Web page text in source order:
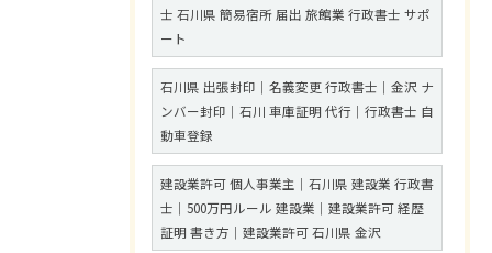
士 石川県 簡易宿所 届出 旅館業 行政書士 サポ
ート
石川県 出張封印｜名義変更 行政書士｜金沢 ナ
ンバー封印｜石川 車庫証明 代行｜行政書士 自
動車登録
建設業許可 個人事業主｜石川県 建設業 行政書
士｜500万円ルール 建設業｜建設業許可 経歴
証明 書き方｜建設業許可 石川県 金沢